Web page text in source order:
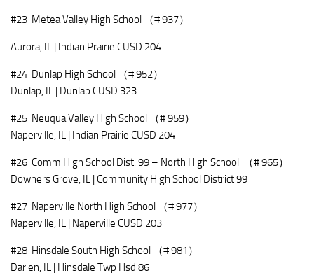
#23 Metea Valley High School （# 937）
Aurora, IL | Indian Prairie CUSD 204
#24 Dunlap High School （# 952）
Dunlap, IL | Dunlap CUSD 323
#25 Neuqua Valley High School （# 959）
Naperville, IL | Indian Prairie CUSD 204
#26 Comm High School Dist. 99 – North High School （# 965）
Downers Grove, IL | Community High School District 99
#27 Naperville North High School （# 977）
Naperville, IL | Naperville CUSD 203
#28 Hinsdale South High School （# 981）
Darien, IL | Hinsdale Twp Hsd 86